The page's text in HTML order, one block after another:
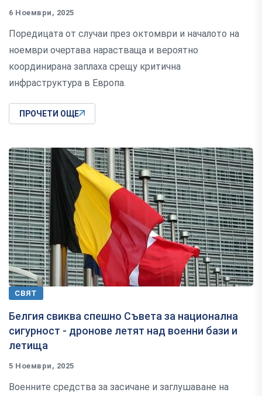
6 Ноември, 2025
Поредицата от случаи през октомври и началото на
ноември очертава нарастваща и вероятно
координирана заплаха срещу критична
инфраструктура в Европа.
ПРОЧЕТИ ОЩЕ
СВЯТ
Белгия свиква спешно Съвета за национална
сигурност - дронове летят над военни бази и
летища
5 Ноември, 2025
Военните средства за засичане и заглушаване на